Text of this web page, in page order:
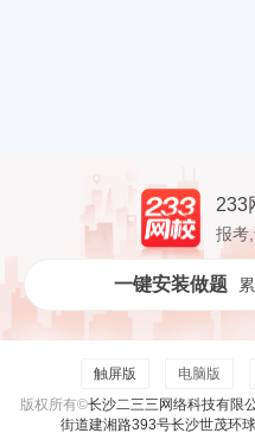
233
报考
一键安装做题
触屏版 电脑版
版权所有©长沙二三三网络科技有限
街道建湘路393号长沙世茂环